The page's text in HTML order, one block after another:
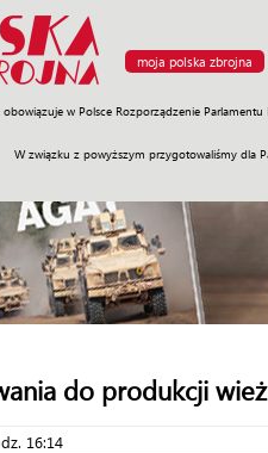
moja polska zbrojna
obowiązuje w Polsce Rozporządzenie
W związku z powyższym przygotowaliśmy dla
Sprzęt Misje Polityka
do produkcji
16:14